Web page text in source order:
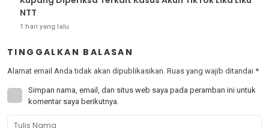
NTT
1 hari yang lalu
TINGGALKAN BALASAN
Alamat email Anda tidak akan dipublikasikan. Ruas yang wajib ditandai *
Simpan nama, email, dan situs web saya pada peramban ini untuk
komentar saya berikutnya.